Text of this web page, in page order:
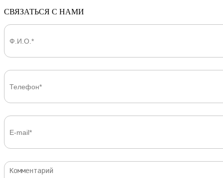
СВЯЗАТЬСЯ С НАМИ